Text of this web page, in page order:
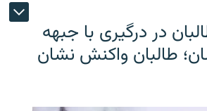
در درگیری با جبهه
طالبان واکنش نشان